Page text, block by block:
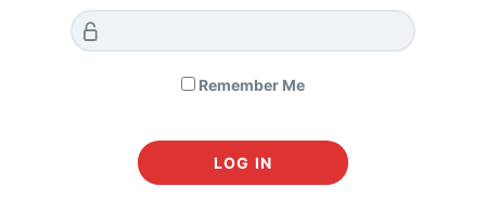
Remember Me
หลักสูตร VI201 | อ่านงบการเงิน โดย CLUB VI
ChaCha Santhidej
Finance | การเงินการลงทุน,Stock Investing | ลงทุนในหุ้น